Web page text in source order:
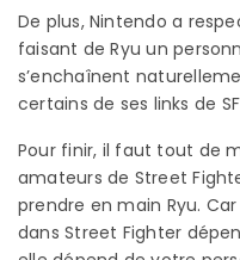
De plus, Nintendo a
faisant de Ryu un
s’enchaînent
certains de ses links de
Pour finir, il faut tout de
amateurs de Street
prendre en main Ryu.
dans Street Fighter